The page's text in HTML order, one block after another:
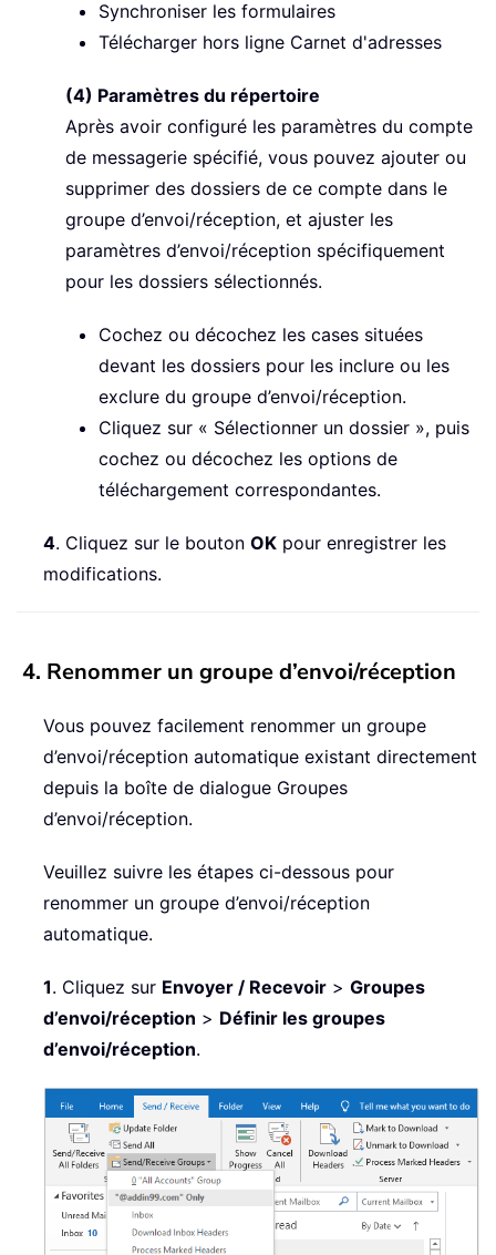
Synchroniser les formulaires
Télécharger hors ligne Carnet d'adresses
(4) Paramètres du répertoire
Après avoir configuré les paramètres du compte
de messagerie spécifié, vous pouvez ajouter ou
supprimer des dossiers de ce compte dans le
groupe d’envoi/réception, et ajuster les
paramètres d’envoi/réception spécifiquement
pour les dossiers sélectionnés.
Cochez ou décochez les cases situées
devant les dossiers pour les inclure ou les
exclure du groupe d’envoi/réception.
Cliquez sur « Sélectionner un dossier », puis
cochez ou décochez les options de
téléchargement correspondantes.
4. Cliquez sur le bouton OK pour enregistrer les
modifications.
4. Renommer un groupe d’envoi/réception
Vous pouvez facilement renommer un groupe
d’envoi/réception automatique existant directement
depuis la boîte de dialogue Groupes
d’envoi/réception.
Veuillez suivre les étapes ci-dessous pour
renommer un groupe d’envoi/réception
automatique.
1. Cliquez sur Envoyer / Recevoir > Groupes
d’envoi/réception > Définir les groupes
d’envoi/réception.